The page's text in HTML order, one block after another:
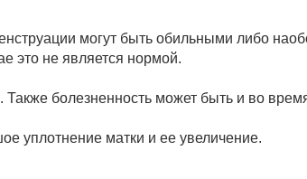
могут быть обильными либо
это не является нормой.
болезненность может быть и во
уплотнение матки и ее увеличение.